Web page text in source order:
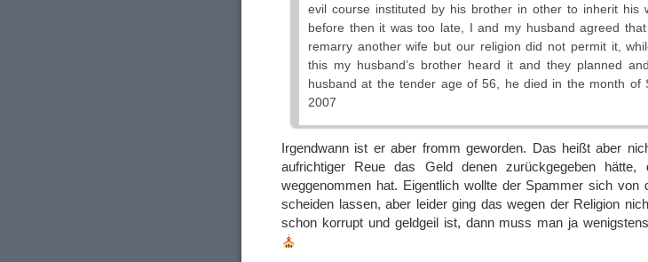
evil course instituted by his brother in other to inherit his
before then it was too late, I and my husband agreed
remarry another wife but our religion did not permit it,
this my husband’s brother heard it and they planned
husband at the tender age of 56, he died in the month of
2007
Irgendwann ist er aber fromm geworden. Das heißt aber
aufrichtiger Reue das Geld denen zurückgegeben hätte,
weggenommen hat. Eigentlich wollte der Spammer sich von
scheiden lassen, aber leider ging das wegen der Religion
schon korrupt und geldgeil ist, dann muss man ja